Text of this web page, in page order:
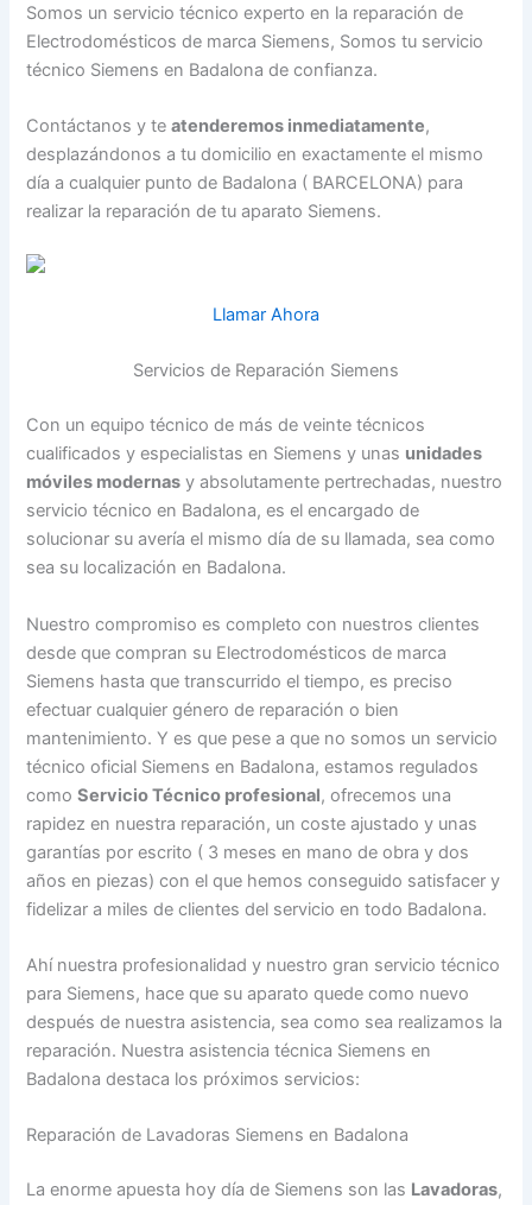
Somos un servicio técnico experto en la reparación de
Electrodomésticos de marca Siemens, Somos tu servicio
técnico Siemens en Badalona de confianza.
Contáctanos y teatenderemos inmediatamente,
desplazándonos a tu domicilio en exactamente el mismo
día a cualquier punto de Badalona ( BARCELONA) para
realizar la reparación de tu aparato Siemens.
Llamar Ahora
Servicios de Reparación Siemens
Con un equipo técnico de más de veinte técnicos
cualificados y especialistas en Siemens y unas unidades
móviles modernas y absolutamente pertrechadas, nuestro
servicio técnico en Badalona, es el encargado de
solucionar su avería el mismo día de su llamada, sea como
sea su localización en Badalona.
Nuestro compromiso es completo con nuestros clientes
desde que compran su Electrodomésticos de marca
Siemens hasta que transcurrido el tiempo, es preciso
efectuar cualquier género de reparación o bien
mantenimiento. Y es que pese a que no somos un servicio
técnico oficial Siemens en Badalona, estamos regulados
comoServicio Técnico profesional, ofrecemos una
rapidez en nuestra reparación, un coste ajustado y unas
garantías por escrito ( 3 meses en mano de obra y dos
años en piezas) con el que hemos conseguido satisfacer y
fidelizar a miles de clientes del servicio en todo Badalona.
Ahí nuestra profesionalidad y nuestro gran servicio técnico
para Siemens, hace que su aparato quede como nuevo
después de nuestra asistencia, sea como sea realizamos la
reparación. Nuestra asistencia técnica Siemens en
Badalona destaca los próximos servicios:
Reparación de Lavadoras Siemens en Badalona
La enorme apuesta hoy día de Siemens son las Lavadoras,